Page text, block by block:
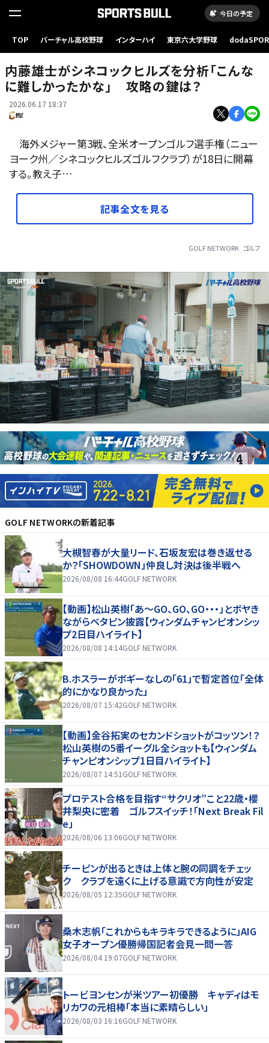
今日の予定
TOP バーチャル高校野球 インターハイ 東京六大学野球
内藤雄士がシネコックヒルズを分析「こんなに難しかったかな」 攻略の鍵は？
内藤雄士がシネコックヒルズを分析「こんな
に難しかったかな」 攻略の鍵は？
2026.06.17 18:37
海外メジャー第3戦、全米オープンゴルフ選手権（ニュー
ヨーク州／シネコックヒルズゴルフクラブ）が18日に開幕
する。教え子…
記事全文を見る
GOLF NETWORK ゴルフ
GOLF NETWORKの新着記事
大槻智春が大量リード、石坂友宏は巻き返せる
か？「SHOWDOWN」仲良し対決は後半戦へ
2026/08/08 16:44GOLF NETWORK
【動画】松山英樹「あ〜GO、GO、GO・・・」とボヤき
ながらベタピン披露【ウィンダムチャンピオンシッ
プ2日目ハイライト】
2026/08/08 14:14GOLF NETWORK
B.ホスラーがボギーなしの「61」で暫定首位「全体
的にかなり良かった」
2026/08/07 15:42GOLF NETWORK
【動画】金谷拓実のセカンドショットがコッツン！？
松山英樹の5番イーグル全ショットも【ウィンダム
チャンピオンシップ1日目ハイライト】
2026/08/07 14:51 GOLF NETWORK
プロテスト合格を目指す“サクリオ”こと22歳・櫻
井梨央に密着 ゴルフスイッチ！「Next Break Fil
e」
2026/08/06 13:06GOLF NETWORK
チーピンが出るときは上体と腕の同調をチェッ
ク クラブを遠くに上げる意識で方向性が安定
2026/08/05 12:35GOLF NETWORK
桑木志帆「これからもキラキラできるように」AIG
女子オープン優勝帰国記者会見一問一答
2026/08/04 19:07GOLF NETWORK
トービヨンセンが米ツアー初優勝 キャディはモ
リカワの元相棒「本当に素晴らしい」
2026/08/03 16:16GOLF NETWORK